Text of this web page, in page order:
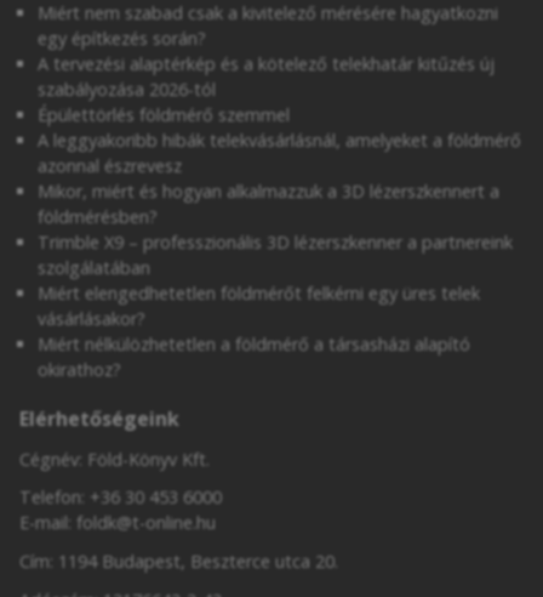
Miért nem szabad csak a kivitelező mérésére hagyatkozni
egy építkezés során?
A tervezési alaptérkép és a kötelező telekhatár kitűzés új
szabályozása 2026-tól
Épülettörlés földmérő szemmel
A leggyakoribb hibák telekvásárlásnál, amelyeket a földmérő
azonnal észrevesz
Mikor, miért és hogyan alkalmazzuk a 3D lézerszkennert a
földmérésben?
Trimble X9 – professzionális 3D lézerszkenner a partnereink
szolgálatában
Miért elengedhetetlen földmérőt felkérni egy üres telek
vásárlásakor?
Miért nélkülözhetetlen a földmérő a társasházi alapító
okirathoz?
Elérhetőségeink
Cégnév: Föld-Könyv Kft.
Telefon: +36 30 453 6000
E-mail: foldk@t-online.hu
Cím: 1194 Budapest, Beszterce utca 20.